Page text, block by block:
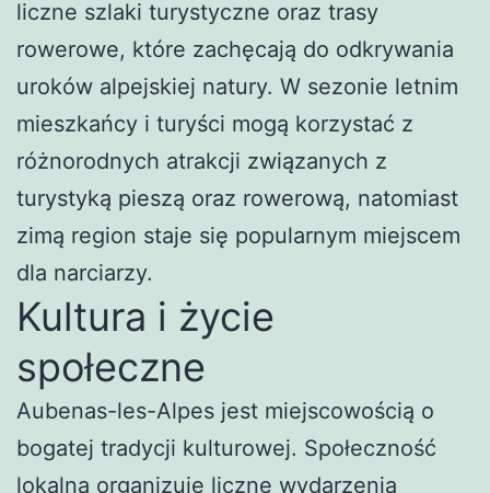
liczne szlaki turystyczne oraz trasy
rowerowe, które zachęcają do odkrywania
uroków alpejskiej natury. W sezonie letnim
mieszkańcy i turyści mogą korzystać z
różnorodnych atrakcji związanych z
turystyką pieszą oraz rowerową, natomiast
zimą region staje się popularnym miejscem
dla narciarzy.
Kultura i życie
społeczne
Aubenas-les-Alpes jest miejscowością o
bogatej tradycji kulturowej. Społeczność
lokalna organizuje liczne wydarzenia